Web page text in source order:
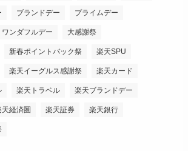
ブランドデー プライムデー
ワンダフルデー 大感謝祭
新春ポイントバック祭 楽天SPU
楽天イーグルス感謝祭 楽天カード
楽天トラベル 楽天ブランドデー
天経済圏 楽天証券 楽天銀行